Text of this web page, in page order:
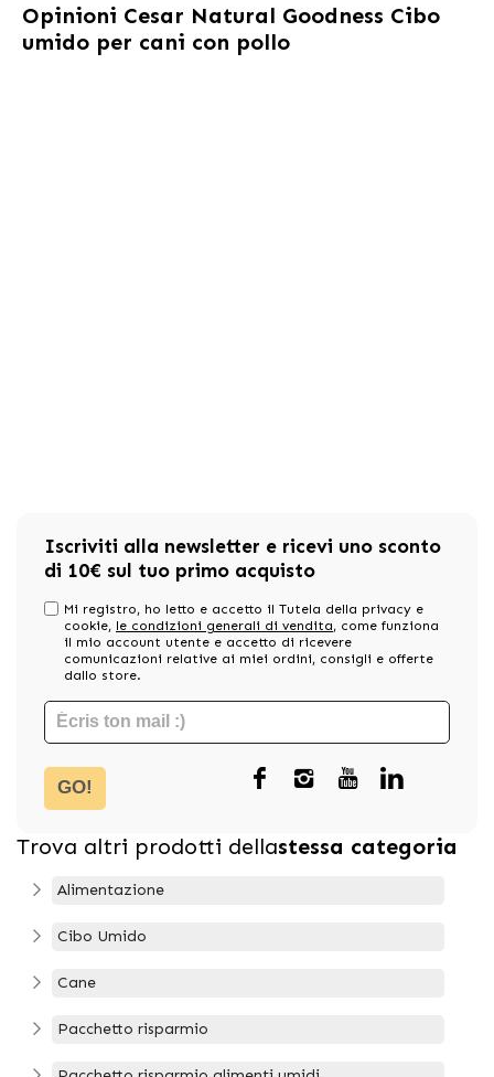
Opinioni Cesar Natural Goodness Cibo
umido per cani con pollo
Iscriviti alla newsletter e ricevi uno sconto
di 10€ sul tuo primo acquisto
Mi registro, ho letto e accetto il Tutela della privacy e
cookie, le condizioni generali di vendita, come funziona
il mio account utente e accetto di ricevere
comunicazioni relative ai miei ordini, consigli e offerte
dallo store.
GO!
Trova altri prodotti dellastessa categoria
Alimentazione
Cibo Umido
Cane
Pacchetto risparmio